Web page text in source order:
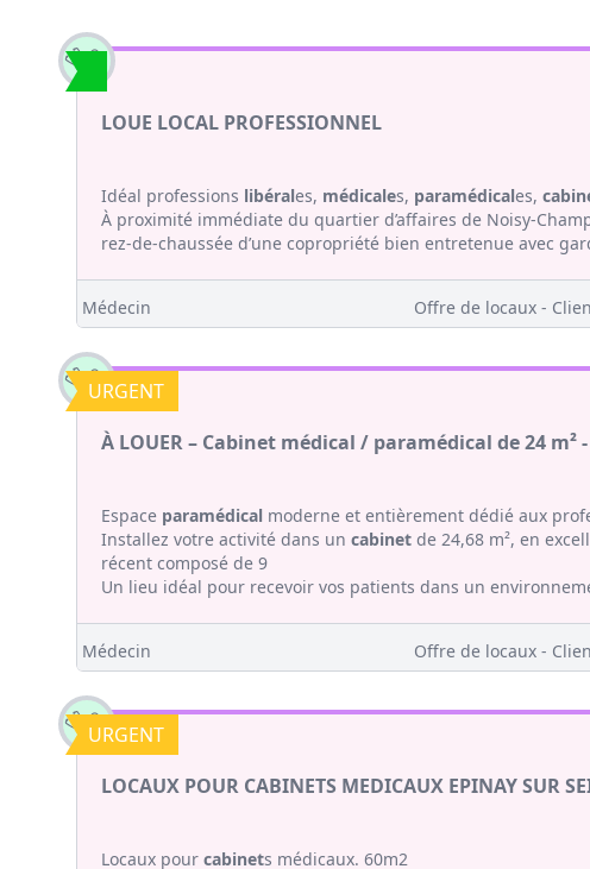
LOUE LOCAL PROFESSIONNEL
Idéal professions libérales, médicales, paramédicales,
À proximité immédiate du quartier d’affaires de Noisy-
rez-de-chaussée d’une copropriété bien entretenue avec
Médecin Offre de locaux -
URGENT
À LOUER – Cabinet médical / paramédical de 24 m²
Espace paramédical moderne et entièrement dédié aux
Installez votre activité dans un cabinet de 24,68 m², en
récent composé de 9
Un lieu idéal pour recevoir vos patients dans un
Médecin Offre de locaux -
URGENT
LOCAUX POUR CABINETS MEDICAUX EPINAY SUR
Locaux pour cabinets médicaux. 60m2